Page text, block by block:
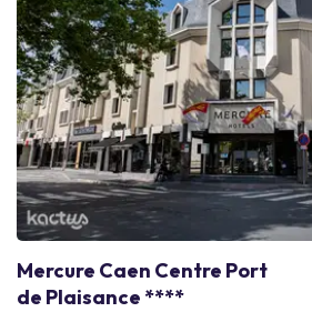
Mercure Caen Centre Port
de Plaisance ****